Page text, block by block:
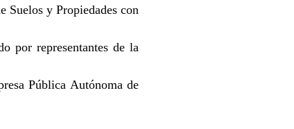
Suelos y Propiedades con
por representantes de la
Pública Autónoma de